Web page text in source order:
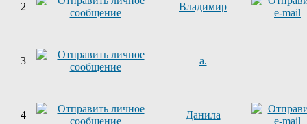
2 Владимир
3 a.
4 Данила